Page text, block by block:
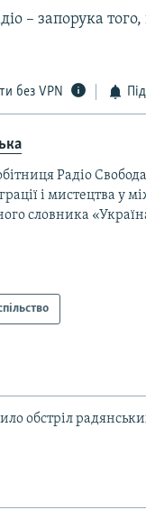
– запорука
без VPN
Радіо
і мистецтва у
словника
обстріл